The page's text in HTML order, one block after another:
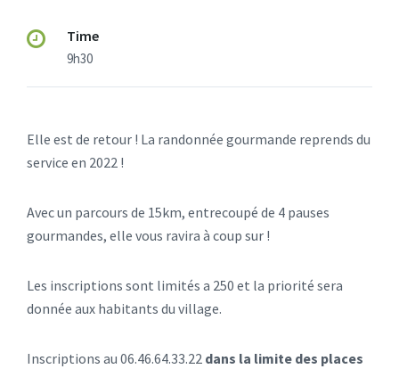
Time
9h30
Elle est de retour ! La randonnée gourmande reprends du
service en 2022 !
Avec un parcours de 15km, entrecoupé de 4 pauses
gourmandes, elle vous ravira à coup sur !
Les inscriptions sont limités a 250 et la priorité sera
donnée aux habitants du village.
Inscriptions au 06.46.64.33.22 dans la limite des places